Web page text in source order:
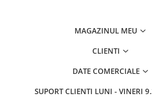
MAGAZINUL MEU
CLIENTI
DATE COMERCIALE
SUPORT CLIENTI LUNI - VINERI